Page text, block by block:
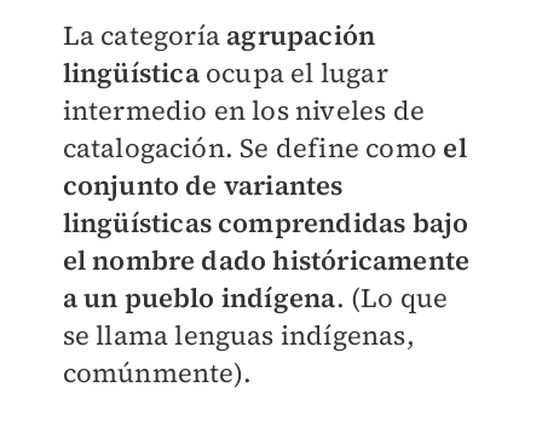
La categoría agrupación
lingüísticaocupa el lugar
intermedio en los niveles de
catalogación. Se define como el
conjunto de variantes
lingüísticas comprendidas bajo
el nombre dado históricamente
a un pueblo indígena. (Lo que
se llama lenguas indígenas,
comúnmente).